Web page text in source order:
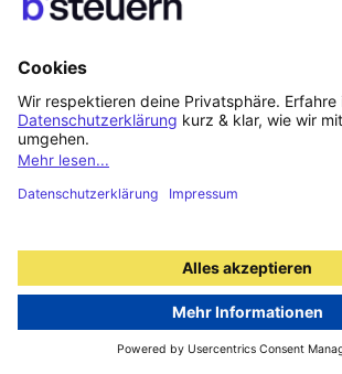
erschwiegenheitspflicht belehrt
n Zertifizierer/Auditor Einsicht in von
ng angelegte und geführte Handakten
d.
9.6. Die Steuerberatung hat beim
ittlung von Unterlagen, Dokumenten,
ant stellt seinerseits sicher, dass er
erungsmaßnahmen beachtet, dass
en zugeleiteten Papiere oder Dateien
zuständigen Stellen zugehen.